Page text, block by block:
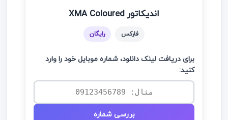
اندیکاتور XMA Coloured
فارکس رایگان
برای دریافت لینک دانلود، شماره موبایل خود را وارد
کنید:
بررسی شماره